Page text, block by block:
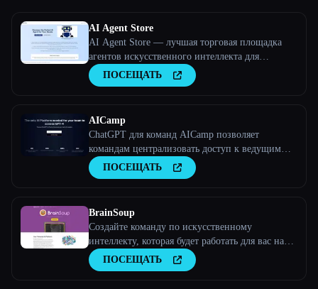
AI Agent Store
AI Agent Store — лучшая торговая площадка
агентов искусственного интеллекта для
создателей и пользователей
ПОСЕЩАТЬ
AICamp
ChatGPT для команд AICamp позволяет
командам централизовать доступ к ведущим
моделям искусственного интеллекта, таким как
Claude, Bard, и пользовательским
ПОСЕЩАТЬ
BrainSoup
Создайте команду по искусственному
интеллекту, которая будет работать для вас на
вашем ПК
ПОСЕЩАТЬ